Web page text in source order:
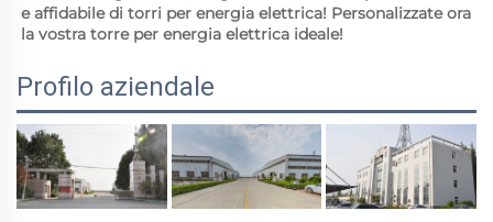
e affidabile di torri per energia elettrica! Personalizzate ora
la vostra torre per energia elettrica ideale!
Profilo aziendale